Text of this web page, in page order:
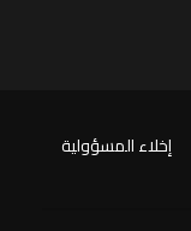
إخلاء المسؤولية